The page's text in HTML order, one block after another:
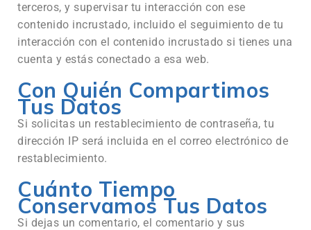
terceros, y supervisar tu interacción con ese
contenido incrustado, incluido el seguimiento de tu
interacción con el contenido incrustado si tienes una
cuenta y estás conectado a esa web.
Con Quién Compartimos
Tus Datos
Si solicitas un restablecimiento de contraseña, tu
dirección IP será incluida en el correo electrónico de
restablecimiento.
Cuánto Tiempo
Conservamos Tus Datos
Si dejas un comentario, el comentario y sus